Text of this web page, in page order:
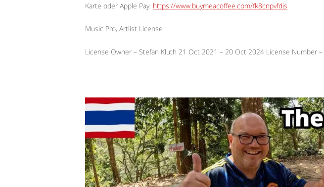
Karte oder Apple Pay: https://www.buymeacoffee.com/fk8cnpvfdjs
Music Pro, Artlist License
License Owner – Stefan Kluth 21 Oct 2021 – 20 Oct 2024 License Number